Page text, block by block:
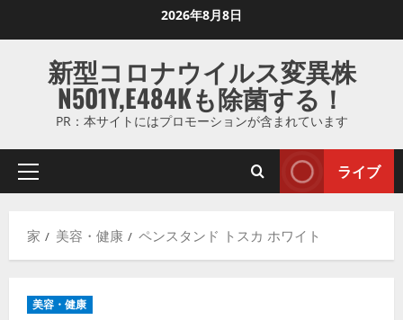
ス
ッ
ま
2026年8月8日
新型コロナウイルス変異株
N501Y,E484Kも除菌する！
PR：本サイトにはプロモーションが含まれています
プ
マ
ニ
ライブ
家 美容・健康 ペンスタンド トスカ ホワイト
美容・健康